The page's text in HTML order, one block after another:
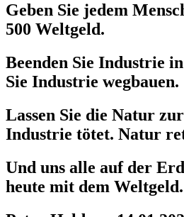
Geben Sie jedem
500 Weltgeld.
Beenden Sie Industrie
Sie Industrie wegbauen.
Lassen Sie die Natur
Industrie tötet. Natur
Und uns alle auf der
heute mit dem Weltgeld.